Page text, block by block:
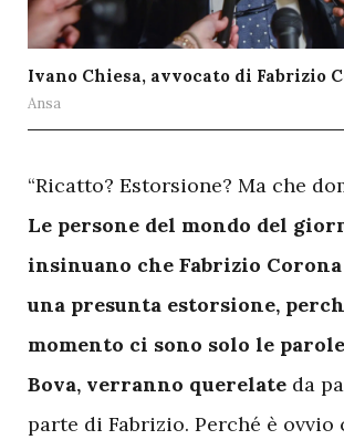
Ivano Chiesa, avvocato di Fabrizio
Ansa
“Ricatto? Estorsione? Ma che
Le persone del mondo del
insinuano che Fabrizio
una presunta estorsione,
momento ci sono solo le
Bova, verranno querelate da
parte di Fabrizio. Perché è